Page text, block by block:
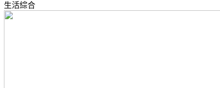
生活綜合